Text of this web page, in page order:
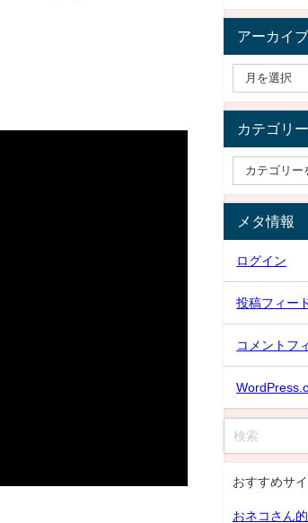
アーカイブ
カテゴリー
メタ情報
ログイン
投稿フィー
コメントフ
おすすめサイ
おネコさん